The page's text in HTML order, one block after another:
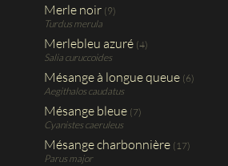
Merle noir (9)
Turdus merula
Merlebleu azuré (4)
Salia curuccoides
Mésange à longue queue (6)
Aegithalos caudatus
Mésange bleue (7)
Cyanistes caeruleus
Mésange charbonnière (17)
Parus major